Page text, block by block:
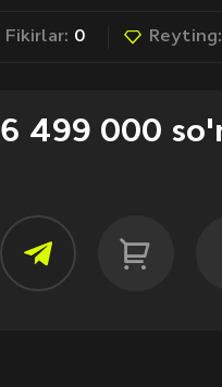
Fikirlar: 0 Reyting:
6 499 000